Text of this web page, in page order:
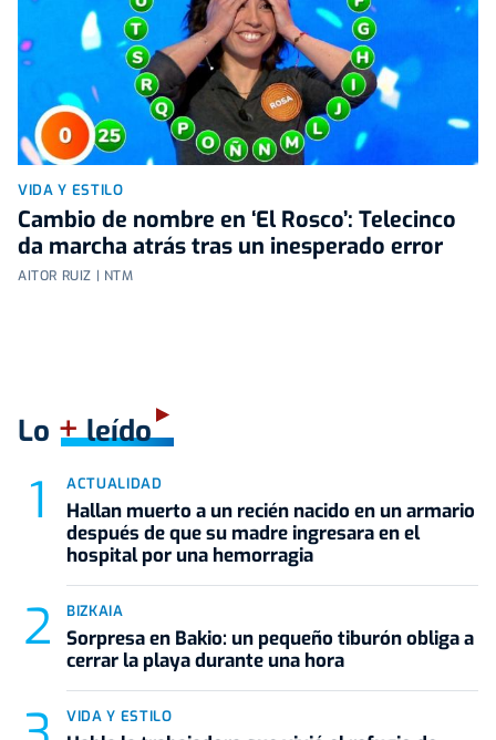
VIDA Y ESTILO
Cambio de nombre en ‘El Rosco’: Telecinco
da marcha atrás tras un inesperado error
AITOR RUIZ | NTM
Lo +leído
ACTUALIDAD
Hallan muerto a un recién nacido en un armario
después de que su madre ingresara en el
hospital por una hemorragia
BIZKAIA
Sorpresa en Bakio: un pequeño tiburón obliga a
cerrar la playa durante una hora
VIDA Y ESTILO